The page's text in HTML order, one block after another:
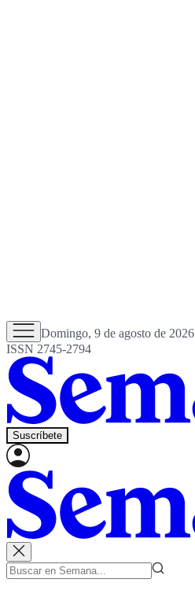
Domingo, 9 de agosto de 2026
ISSN 2745-2794
Suscríbete